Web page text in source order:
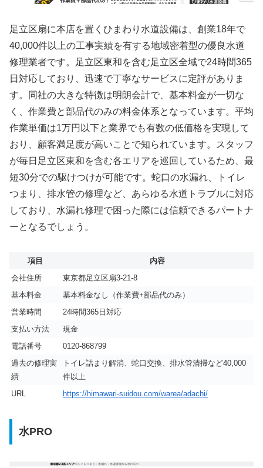
足立区扇に本店を置くひまわり水道設備は、創業18年で
40,000件以上の工事実績を有する地域密着型の優良水道
修理業者です。足立区東和を含む足立区全域で24時間365
日対応しており、迅速で丁寧なサービスに定評がありま
す。同社の大きな特徴は明朗会計で、基本料金が一切な
く、作業費と部品代のみの料金体系となっています。平均
作業単価は1万円以下と業界でも有数の低価格を実現して
おり、顧客満足度が高いことで知られています。スタッフ
が毎日足立区東和を含む各エリアを巡回しているため、最
短30分での駆けつけが可能です。蛇口の水漏れ、トイレ
つまり、排水管の修理など、あらゆる水道トラブルに対応
しており、水漏れ修理で困った際には信頼できるパートナ
ーとなるでしょう。
項目
内容
会社住所
東京都足立区扇3-21-8
基本料金
基本料金なし（作業費+部品代のみ）
営業時間
24時間365日対応
支払い方法
現金
電話番号
0120-868799
過去の修理実
績
トイレ詰まり解消、蛇口交換、排水管清掃など40,000
件以上
URL
https://himawari-suidou.com/warea/adachi/
水PRO